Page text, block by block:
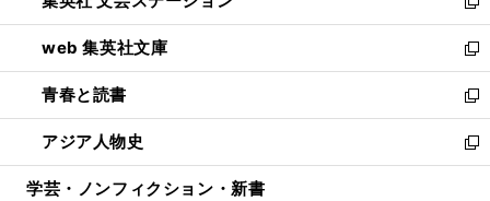
ン
ド
ウ
で
開
く
い
ウ
ィ
ン
ド
ウ
で
開
新
し
い
ウ
ィ
ン
ド
ウ
web 集英社文庫
新
し
い
ウ
ィ
ン
青春と読書
新
し
い
ウ
アジア人物史
新
し
学芸・ノンフィクション・新書